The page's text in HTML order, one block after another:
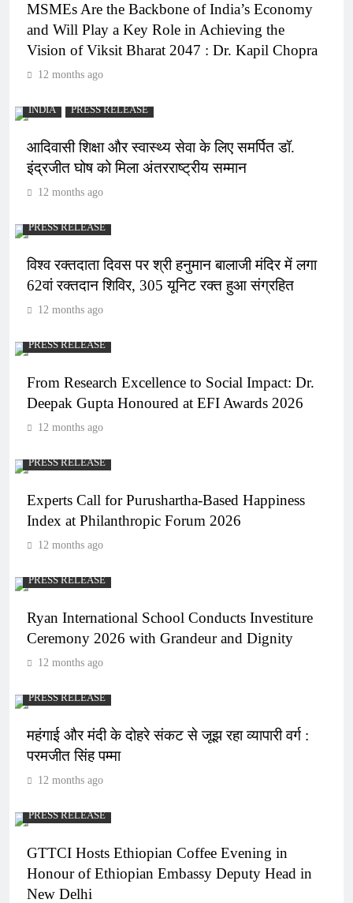
MSMEs Are the Backbone of India’s Economy
and Will Play a Key Role in Achieving the
Vision of Viksit Bharat 2047 : Dr. Kapil Chopra
12 months ago
INDIA PRESS RELEASE
आदिवासी शिक्षा और स्वास्थ्य सेवा के लिए समर्पित डॉ.
इंद्रजीत घोष को मिला अंतरराष्ट्रीय सम्मान
12 months ago
PRESS RELEASE
विश्व रक्तदाता दिवस पर श्री हनुमान बालाजी मंदिर में लगा
62वां रक्तदान शिविर, 305 यूनिट रक्त हुआ संग्रहित
12 months ago
PRESS RELEASE
From Research Excellence to Social Impact: Dr.
Deepak Gupta Honoured at EFI Awards 2026
12 months ago
PRESS RELEASE
Experts Call for Purushartha-Based Happiness
Index at Philanthropic Forum 2026
12 months ago
PRESS RELEASE
Ryan International School Conducts Investiture
Ceremony 2026 with Grandeur and Dignity
12 months ago
PRESS RELEASE
महंगाई और मंदी के दोहरे संकट से जूझ रहा व्यापारी वर्ग :
परमजीत सिंह पम्मा
12 months ago
PRESS RELEASE
GTTCI Hosts Ethiopian Coffee Evening in
Honour of Ethiopian Embassy Deputy Head in
New Delhi